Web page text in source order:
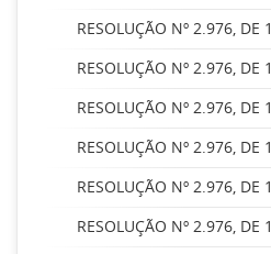
RESOLUÇÃO Nº 2.976, DE
RESOLUÇÃO Nº 2.976, DE
RESOLUÇÃO Nº 2.976, DE
RESOLUÇÃO Nº 2.976, DE
RESOLUÇÃO Nº 2.976, DE
RESOLUÇÃO Nº 2.976, DE